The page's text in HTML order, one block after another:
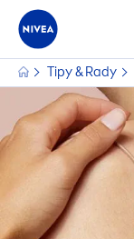
Tipy & Rady